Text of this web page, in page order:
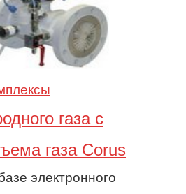
газа c
газа Corus
электронного